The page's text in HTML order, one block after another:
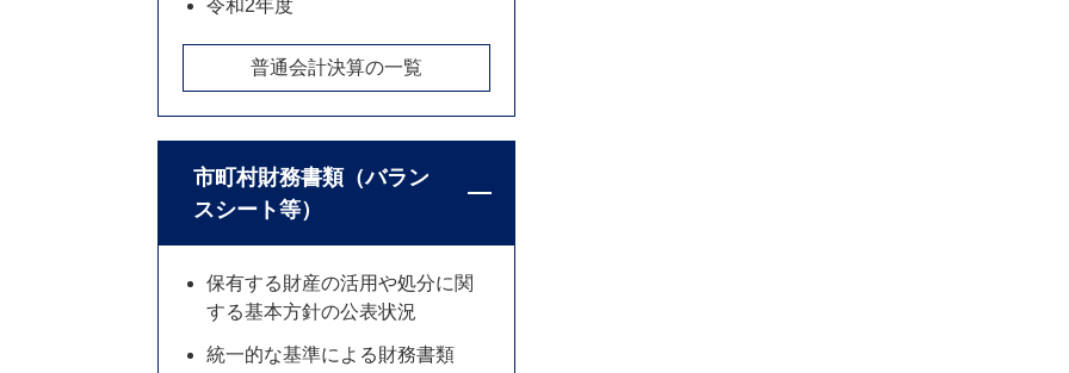
令和2年度
普通会計決算の一覧
市町村財務書類（バラン
スシート等）
保有する財産の活用や処分に関
する基本方針の公表状況
統一的な基準による財務書類